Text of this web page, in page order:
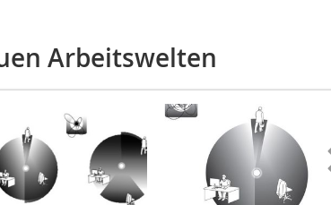
Arbeitswelten